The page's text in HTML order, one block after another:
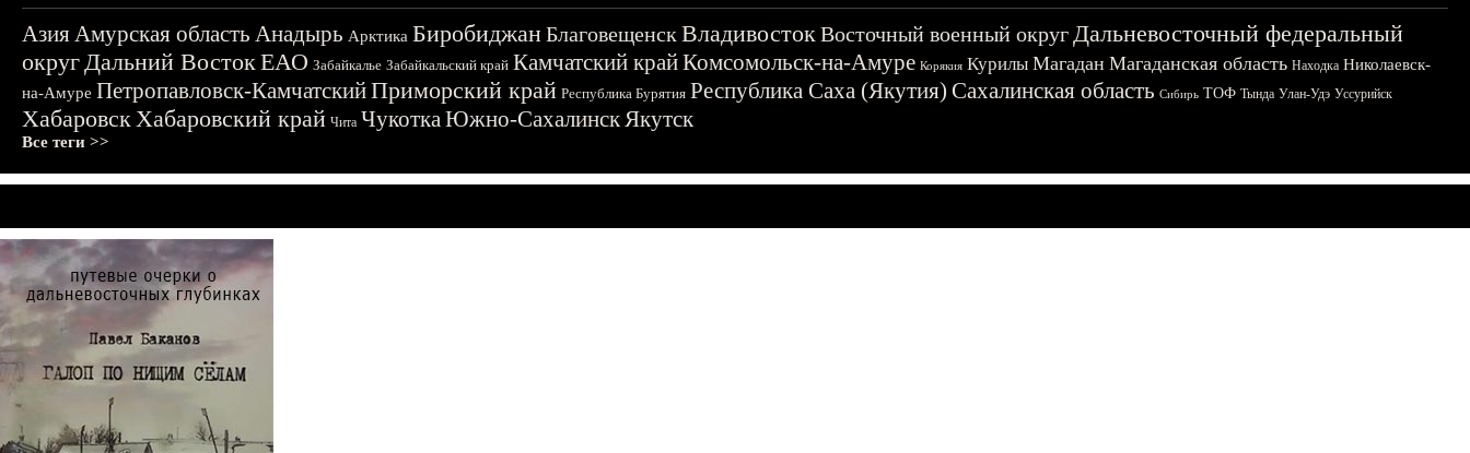
АзияАмурская область Анадырь Арктика БиробиджанБлаговещенскВладивостокВосточный военный округДальневосточный федеральный
округДальний ВостокЕАО Забайкалье Забайкальский край Камчатский крайКомсомольск-на-Амуре Корякия Курилы Магадан Магаданская область Находка Николаевск-
на-Амуре Петропавловск-КамчатскийПриморский край Республика Бурятия Республика Саха (Якутия) Сахалинская область Сибирь ТОФ Тында Улан-Удэ Уссурийск
ХабаровскХабаровский край Чита ЧукоткаЮжно-СахалинскЯкутск
Все теги >>